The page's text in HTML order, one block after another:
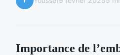
Importance de